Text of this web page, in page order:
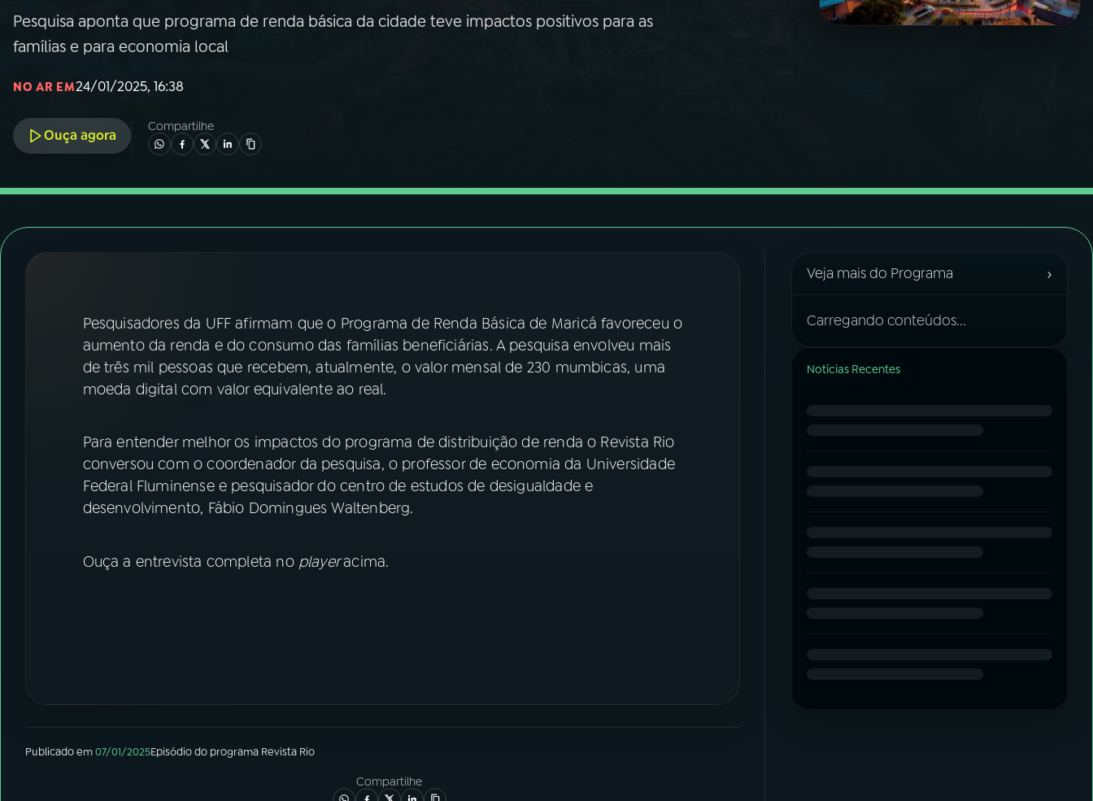
04PROGRAMAS
05 PODCASTS
06VIDEOCASTS
07ÚLTIMAS
YouTube Facebook
Instagram X
Pesquisa aponta que programa de renda básica da cidade teve impactos positivos para as
famílias e para economia local
NO AR EM24/01/2025, 16:38
Ouça agora
Compartilhe
Pesquisadores da UFF afirmam que o Programa de Renda Básica de Maricá favoreceu o
aumento da renda e do consumo das famílias beneficiárias. A pesquisa envolveu mais
de três mil pessoas que recebem, atualmente, o valor mensal de 230 mumbicas, uma
moeda digital com valor equivalente ao real.
Para entender melhor os impactos do programa de distribuição de renda o Revista Rio
conversou com o coordenador da pesquisa, o professor de economia da Universidade
Federal Fluminense e pesquisador do centro de estudos de desigualdade e
desenvolvimento, Fábio Domingues Waltenberg.
Ouça a entrevista completa no playeracima.
Publicado em07/01/2025Episódiodo programa Revista Rio
Compartilhe
Veja mais do Programa ›
Carregando conteúdos...
Notícias Recentes